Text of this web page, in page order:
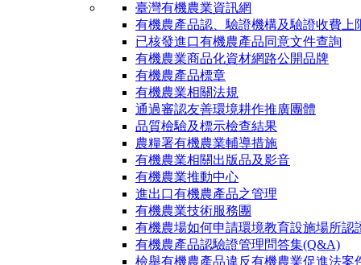
臺灣有機農業資訊網
有機農產品認、驗證機構及驗證收費上
已核發進口有機農產品同意文件查詢
有機農業商品化資材網路公開品牌
有機農產品標章
有機農業相關法規
通過審認友善環境耕作推廣團體
品質檢驗及標示檢查結果
農糧署有機農業輔導措施
有機農業相關出版品及影音
有機農業推動中心
進出口有機農產品之管理
有機農業技術服務團
有機農場如何申請環境教育設施場所認
有機農產品認驗證管理問答集(Q&A)
檢舉有機農產品違反有機農業促進法案